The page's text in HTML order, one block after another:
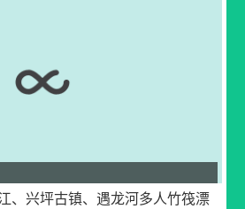
、兴坪古镇、遇龙河多人竹筏漂